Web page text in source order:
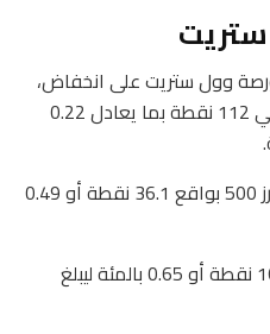
وول ستريت على انخفاض،
حيث تراجع مؤشر داو جونز الصناعي 112 نقطة بما يعادل 0.22
كما انخفض مؤشر ستاندرد آند بورز 500 بواقع 36.1 نقطة أو 0.49
ونزل مؤشر ناسداك المجمع 166.8 نقطة أو 0.65 بالمئة ليبلغ